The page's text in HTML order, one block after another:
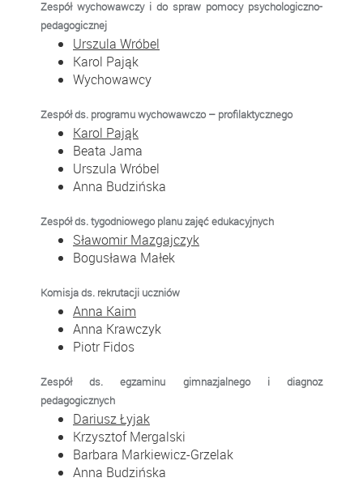
Zespół wychowawczy i do spraw pomocy psychologiczno-
pedagogicznej
Urszula Wróbel
Karol Pająk
Wychowawcy
Zespół ds. programu wychowawczo – profilaktycznego
Karol Pająk
Beata Jama
Urszula Wróbel
Anna Budzińska
Zespół ds. tygodniowego planu zajęć edukacyjnych
Sławomir Mazgajczyk
Bogusława Małek
Komisja ds. rekrutacji uczniów
Anna Kaim
Anna Krawczyk
Piotr Fidos
Zespół ds. egzaminu gimnazjalnego i diagnoz
pedagogicznych
Dariusz Łyjak
Krzysztof Mergalski
Barbara Markiewicz-Grzelak
Anna Budzińska